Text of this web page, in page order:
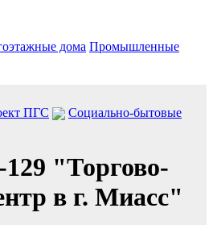
дома Промышленные
ПГС
Социально-бытовые
"Торгово-
в г. Миасс"